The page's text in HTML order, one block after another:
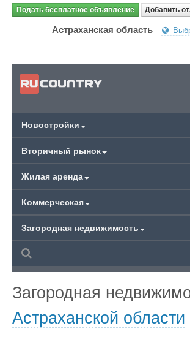
Подать бесплатное объявление Добавить
Астраханская область
Новостройки
Вторичный рынок
Жилая аренда
Коммерческая
Загородная недвижимость
Загородная
Астраханской области